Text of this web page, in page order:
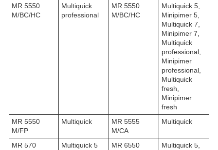
MR 5550
M/BC/HC
Multiquick
professional
MR 5550
M/BC/HC
Multiquick 5,
Minipimer 5,
Multiquick 7,
Minipimer 7,
Multiquick
professional,
Minipimer
professional,
Multiquick
fresh,
Minipimer
fresh
MR 5550
M/FP
Multiquick
MR 5555
M/CA
Multiquick
MR 570 Multiquick 5
MR 6550
Multiquick 5,